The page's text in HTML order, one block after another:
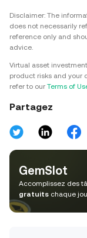
Disclaimer: The
does not necessarily
reference only and
advice.
Virtual asset
product risks and your
refer to our Terms of
Partagez
GemSlot
Accomplissez des
gratuits chaque